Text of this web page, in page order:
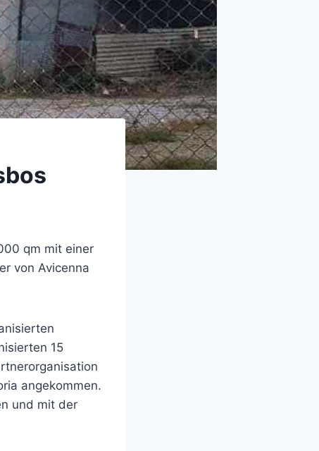
qm mit einer
von Avicenna
15
angekommen.
und mit der